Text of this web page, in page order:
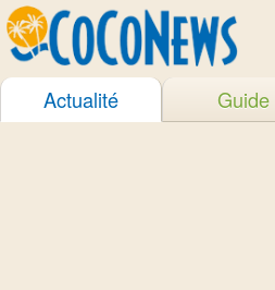
Actualité Guide